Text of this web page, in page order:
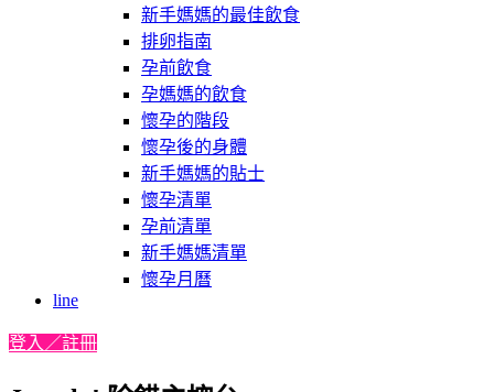
新手媽媽的最佳飲食
排卵指南
孕前飲食
孕媽媽的飲食
懷孕的階段
懷孕後的身體
新手媽媽的貼士
懷孕清單
孕前清單
新手媽媽清單
懷孕月曆
line
登入／註冊